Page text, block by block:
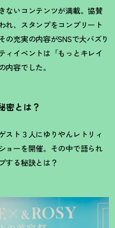
ないコンテンツが満載。協賛
れ、スタンプをコンプリート
の充実の内容がSNSで大バズり
ィイベントは「もっとキレイ
容でした。
密とは ？
スト３人にゆりやんレトリィ
ョーを開催。その中で語られ
する秘訣とは？